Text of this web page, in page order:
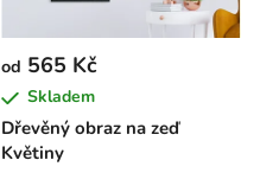
Dřevěný obraz na zeď
Květiny
od 565 Kč
Skladem